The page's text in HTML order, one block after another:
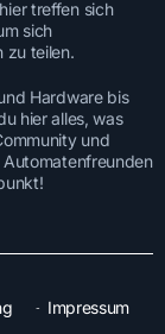
treffen sich
sich
zu teilen.
Hardware bis
hier alles, was
und
Impressum